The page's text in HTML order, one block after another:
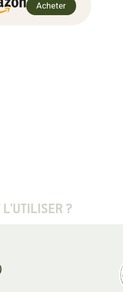
Acheter
L'UTILISER ?